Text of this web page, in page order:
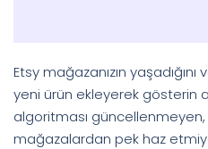
Etsy mağazanızın
yeni ürün ekleyerek gösterin
algoritması
mağazalardan pek haz